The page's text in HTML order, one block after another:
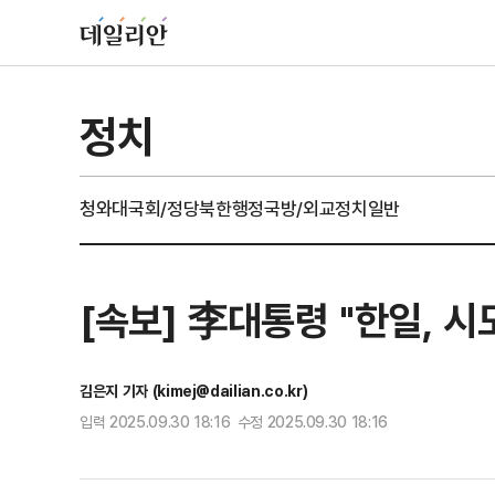
정치
청와대국회/정당북한행정국방/외교정치일반
[속보] 李대통령 "한일, 시
김은지 기자 (kimej@dailian.co.kr)
입력 2025.09.30 18:16 수정 2025.09.30 18:16